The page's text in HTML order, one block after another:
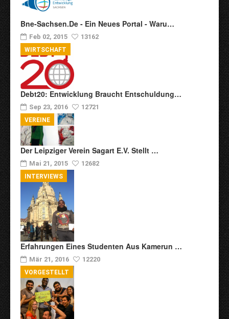
Bne-Sachsen.de - Ein Neues Portal - Waru…
Feb 02, 2015 13162
Debt20: Entwicklung Braucht Entschuldung…
Sep 23, 2016 12721
WIRTSCHAFT
Der Leipziger Verein Sagart E.V. Stellt …
Mai 21, 2015 12682
VEREINE
Erfahrungen Eines Studenten Aus Kamerun …
Mär 21, 2016 12220
INTERVIEWS
VORGESTELLT